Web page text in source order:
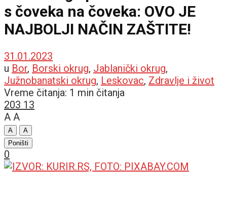
s čoveka na čoveka: OVO JE
NAJBOLJI NAČIN ZAŠTITE!
31.01.2023
u Bor, Borski okrug, Jablanički okrug,
Južnobanatski okrug, Leskovac, Zdravlje i život
Vreme čitanja: 1 min čitanja
203 13
A A
A
A
Poništi
0